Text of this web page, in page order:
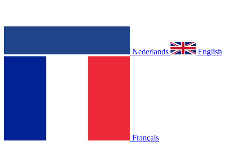
Nederlands English
Français